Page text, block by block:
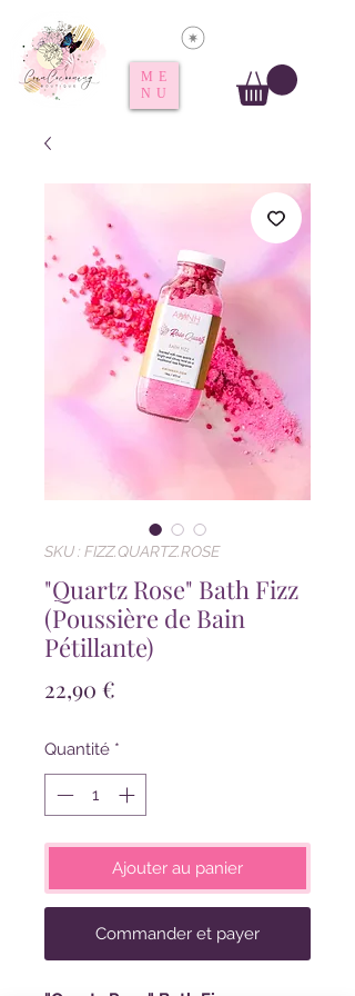
ME
NU
SKU : FIZZ.QUARTZ.ROSE
"Quartz Rose" Bath Fizz
(Poussière de Bain
Pétillante)
22,90 €
Quantité *
Ajouter au panier
Commander et payer